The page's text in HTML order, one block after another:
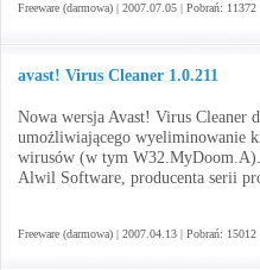
Freeware (darmowa) | 2007.07.05 | Pobrań: 11372
avast! Virus Cleaner 1.0.211
Nowa wersja Avast! Virus Cleaner
umożliwiającego wyeliminowanie
wirusów (w tym W32.MyDoom.A).
Alwil Software, producenta serii
Freeware (darmowa) | 2007.04.13 | Pobrań: 15012